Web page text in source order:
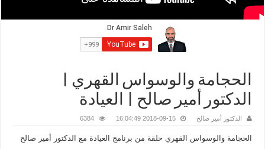
الحجامة والوسواس القهري |
الدكتور أمير صالح | العيادة
الدكتور أمير صالح 2018-09-15 16:04:49
6384
الحجامة والوسواس القهري حلقة من برنامج العيادة مع الدكتور أمير صالح